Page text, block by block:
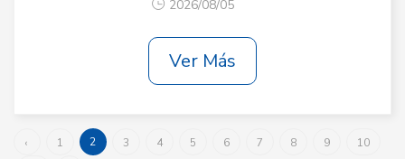
2026/08/05
Ver Más
‹ 1 2 3 4 5 6 7 8 9
10